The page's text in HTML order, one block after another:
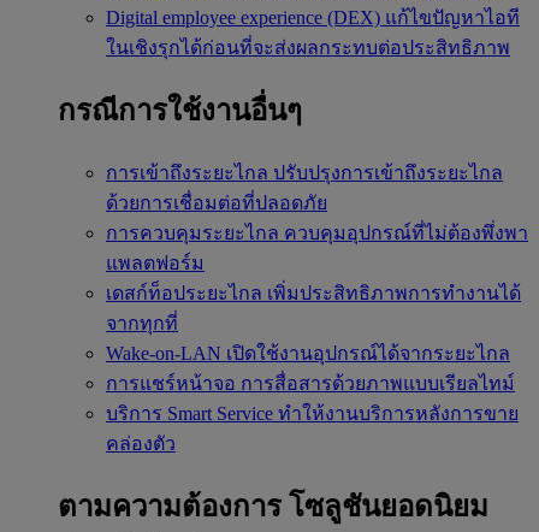
Digital employee experience (DEX) แก้ไขปัญหาไอที
ในเชิงรุกได้ก่อนที่จะส่งผลกระทบต่อประสิทธิภาพ
กรณีการใช้งานอื่นๆ
การเข้าถึงระยะไกล ปรับปรุงการเข้าถึงระยะไกล
ด้วยการเชื่อมต่อที่ปลอดภัย
การควบคุมระยะไกล ควบคุมอุปกรณ์ที่ไม่ต้องพึ่งพา
แพลตฟอร์ม
เดสก์ท็อประยะไกล เพิ่มประสิทธิภาพการทำงานได้
จากทุกที่
Wake-on-LAN เปิดใช้งานอุปกรณ์ได้จากระยะไกล
การแชร์หน้าจอ การสื่อสารด้วยภาพแบบเรียลไทม์
บริการ Smart Service ทำให้งานบริการหลังการขาย
คล่องตัว
ตามความต้องการ โซลูชันยอดนิยม